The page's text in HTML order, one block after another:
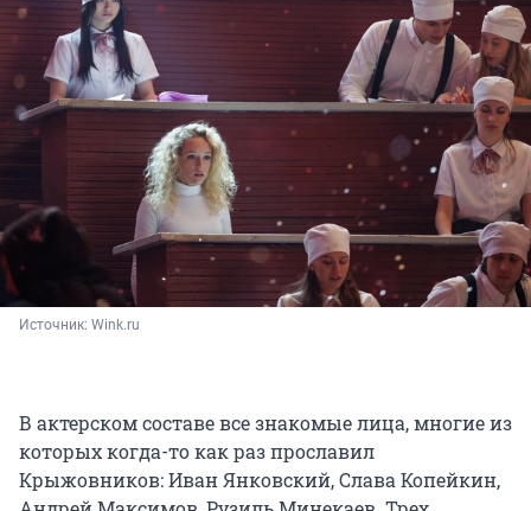
Источник: Wink.ru
В актерском составе все знакомые лица, многие из
которых когда-то как раз прославил
Крыжовников: Иван Янковский, Слава Копейкин,